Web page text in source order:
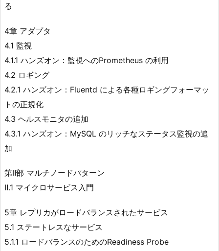
る
4章 アダプタ
4.1 監視
4.1.1 ハンズオン：監視へのPrometheus の利用
4.2 ロギング
4.2.1 ハンズオン：Fluentd による各種ロギングフォーマッ
トの正規化
4.3 ヘルスモニタの追加
4.3.1 ハンズオン：MySQL のリッチなステータス監視の追
加
第Ⅱ部 マルチノードパターン
Ⅱ.1 マイクロサービス入門
5章 レプリカがロードバランスされたサービス
5.1 ステートレスなサービス
5.1.1 ロードバランスのためのReadiness Probe